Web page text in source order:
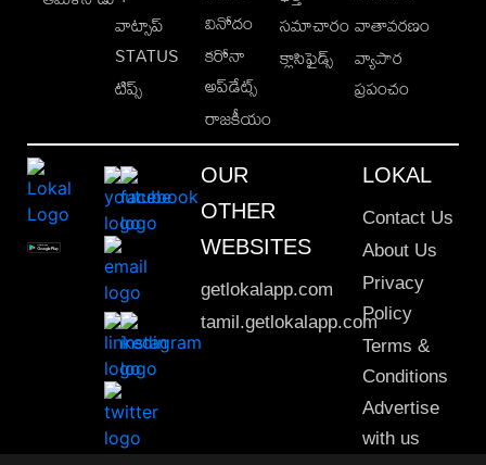
వాట్సాప్
STATUS
టిప్స్
వినోదం
కరోనా
అప్‌డేట్స్
రాజకీయం
సమాచారం
క్లాసిఫైడ్స్
వాతావరణం
వ్యాపార
ప్రపంచం
OUR
OTHER
WEBSITES
getlokalapp.com
tamil.getlokalapp.com
LOKAL
Contact Us
About Us
Privacy
Policy
Terms &
Conditions
Advertise
with us